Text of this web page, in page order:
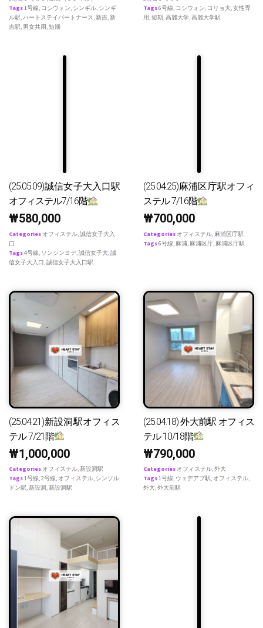
Tags1号線, コシウォン, シンギル, シンギ
ル駅,ハートステイパートナース,新吉,新
吉駅, 男女共用,短期
Tags6号線, コシウォン, コリョ大,女性専
用,短期,高麗大学,高麗大学駅
(25.05.09)誠信女子大入口駅
オフィステル7/16階
₩580,000
Categories オフィステル 誠信女子大入
口
Tags4号線 ソンシンヨデ 誠信女子大 誠
信女子大入口 誠信女子大入口駅
(25.04.25)麻浦区庁駅オフィ
ステル 7/16階
₩700,000
Categories オフィステル 麻浦区庁駅
Tags6号線 麻浦 麻浦区庁 麻浦区庁駅
(25.04.21)新設洞駅オフィス
テル 7/21階
₩1,000,000
Categories オフィステル,新設洞駅
Tags1号線,2号線, オフィステル, シンソル
ドン駅,新設洞,新設洞駅
(25.04.18) 外大前駅 オフィス
テル 10/18階
₩790,000
Categories オフィステル,外大
Tags1号線, ウェデアプ駅, オフィステル,
外大,外大前駅